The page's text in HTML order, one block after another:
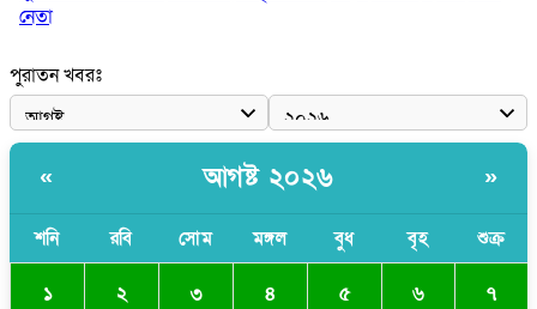
নেতা
পাঁচ দেশি মাছে মিলল মাইক্রোপ্লাস্টিক, সবচেয়ে বেশি কই মাছে
বাংলাদেশী কর্মীদের আকামা নিয়ে বড় সুখবর দিলো সৌদি সরকার
ওয়াজেদ জয়
সাকিব আল হাসানের বাড়িতে আগুন, পেট্রলবোমা বিস্ফোরণ
পুরাতন খবরঃ
« আগষ্ট ২০২৬ »
শনি রবি সোম মঙ্গল বুধ বৃহ শুক্র
১ ২ ৩ ৪ ৫ ৬ ৭